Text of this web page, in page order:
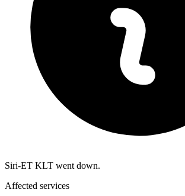
Siri-ET KLT went down.
Affected services